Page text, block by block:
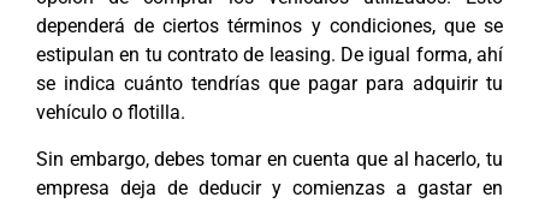
dependerá de ciertos términos y condiciones, que se
estipulan en tu contrato de leasing. De igual forma, ahí
se indica cuánto tendrías que pagar para adquirir tu
vehículo o flotilla.
Sin embargo, debes tomar en cuenta que al hacerlo, tu
empresa deja de deducir y comienzas a gastar en